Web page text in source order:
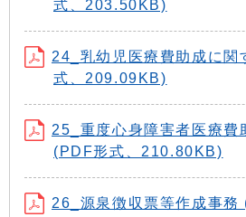
式、203.50KB)
24_乳幼児医療費助成に関
式、209.09KB)
25_重度心身障害者医療費
(PDF形式、210.80KB)
26_源泉徴収票等作成事務